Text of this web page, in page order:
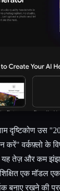
दृष्टिकोण उस
वर्कफ़्लो के
यह तेज़ और कम
एक मॉडल
बनाए रखने की